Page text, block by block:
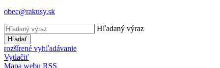
obec@rakusy.sk
Hľadaný výraz
Hľadať
rozšírené vyhľadávanie
Vytlačiť
Mapa webu RSS